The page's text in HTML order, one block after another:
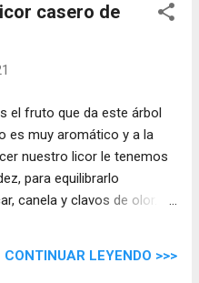
casero de
el fruto que da este árbol
es muy aromático y a la
nuestro licor le tenemos
para equilibrarlo
canela y clavos de olor.
usar vodka, ron,
CONTINUAR LEYENDO >>>